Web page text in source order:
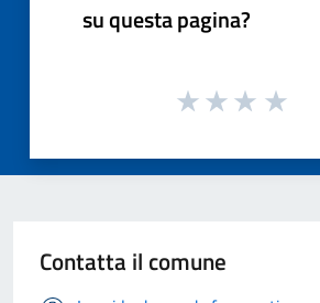
su questa pagina?
Contatta il comune